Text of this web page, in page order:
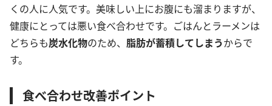
くの人に人気です。美味しい上にお腹にも溜まりますが、
健康にとっては悪い食べ合わせです。ごはんとラーメンは
どちらも炭水化物のため、 脂肪が蓄積してしまうからで
す。
食べ合わせ改善ポイント